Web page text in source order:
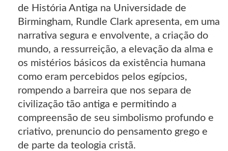
de História Antiga na Universidade de
Birmingham, Rundle Clark apresenta, em uma
narrativa segura e envolvente, a criação do
mundo, a ressurreição, a elevação da alma e
os mistérios básicos da existência humana
como eram percebidos pelos egípcios,
rompendo a barreira que nos separa de
civilização tão antiga e permitindo a
compreensão de seu simbolismo profundo e
criativo, prenuncio do pensamento grego e
de parte da teologia cristã.